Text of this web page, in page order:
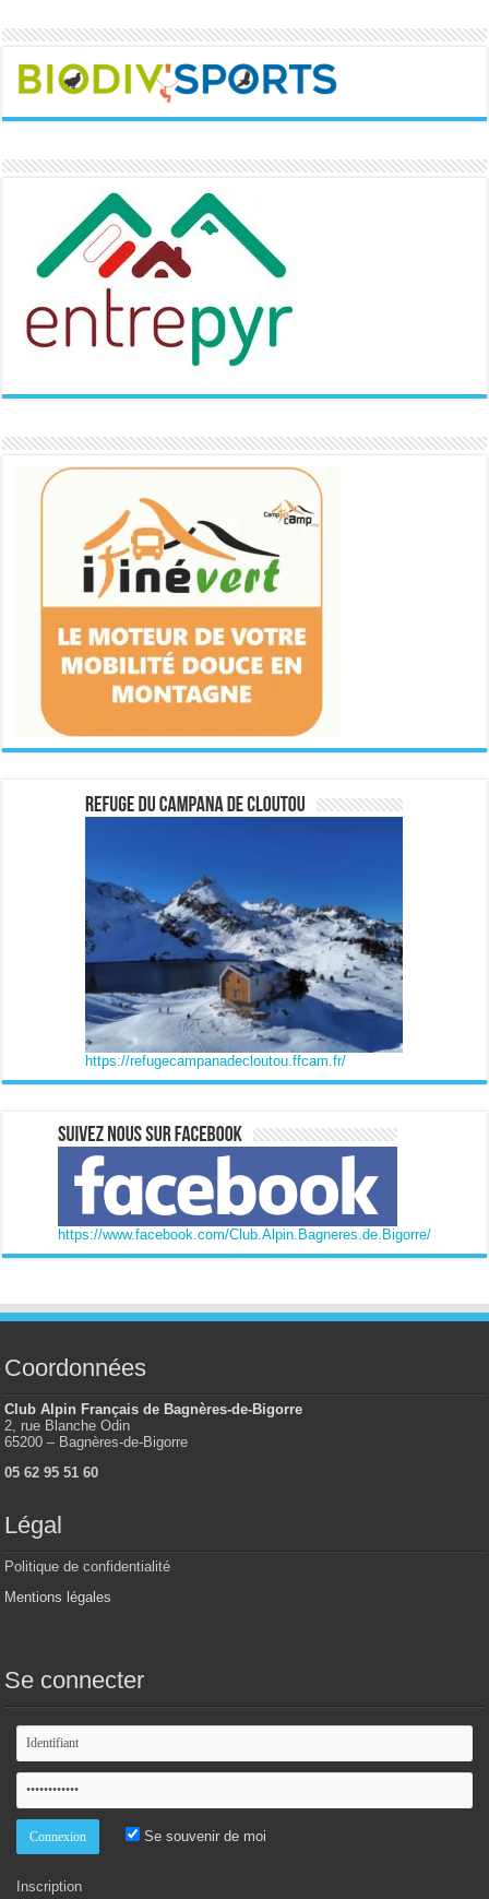
https://refugecampanadecloutou.ffcam.fr/
https://www.facebook.com/Club.Alpin.Bagneres.de.Bigorre/
Coordonnées
Club Alpin Français de Bagnères-de-Bigorre
2, rue Blanche Odin
65200 – Bagnères-de-Bigorre
05 62 95 51 60
Légal
Politique de confidentialité
Mentions légales
Se connecter
Se souvenir de moi
Inscription